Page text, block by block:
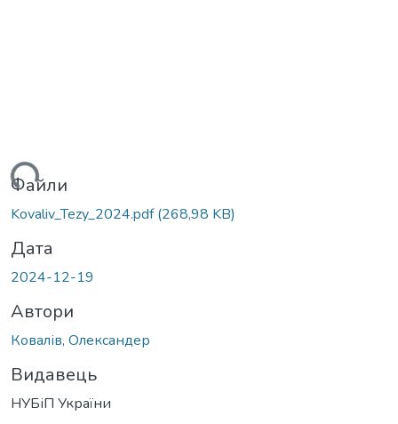
Файли
Kovaliv_Tezy_2024.pdf(268,98 KB)
Дата
2024-12-19
Автори
Ковалів, Олександер
Видавець
НУБіП України